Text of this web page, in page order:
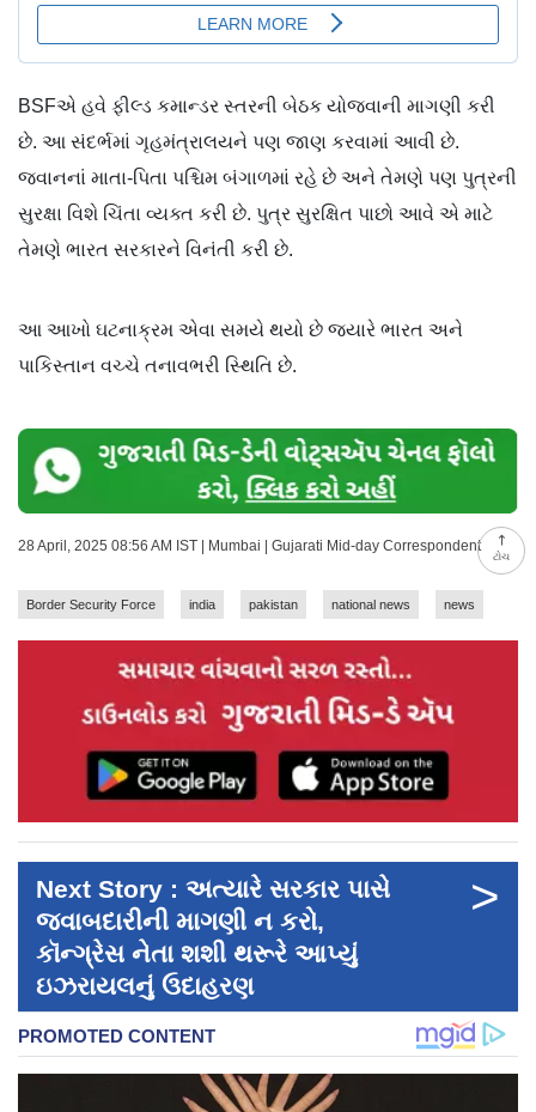
ટોચ
BSFએ હવે ફીલ્ડ કમાન્ડર સ્તરની બેઠક યોજવાની માગણી કરી
છે. આ સંદર્ભમાં ગૃહમંત્રાલયને પણ જાણ કરવામાં આવી છે.
જવાનનાં માતા-પિતા પશ્ચિમ બંગાળમાં રહે છે અને તેમણે પણ પુત્રની
સુરક્ષા વિશે ચિંતા વ્યક્ત કરી છે. પુત્ર સુરક્ષિત પાછો આવે એ માટે
તેમણે ભારત સરકારને વિનંતી કરી છે.
આ આખો ઘટનાક્રમ એવા સમયે થયો છે જ્યારે ભારત અને
પાકિસ્તાન વચ્ચે તનાવભરી સ્થિતિ છે.
28 April, 2025 08:56 AM IST | Mumbai | Gujarati Mid-day Correspondent
Border Security Force india pakistan national news news
Next Story : અત્યારે સરકાર પાસે
જવાબદારીની માગણી ન કરો,
કૉન્ગ્રેસ નેતા શશી થરૂરે આપ્યું
ઇઝરાયલનું ઉદાહરણ
>